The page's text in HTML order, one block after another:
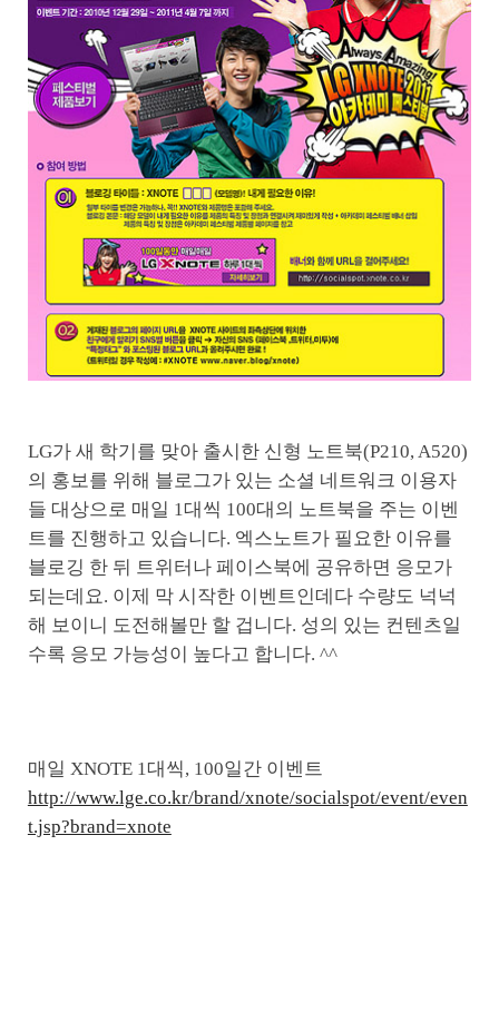
LG가 새 학기를 맞아 출시한 신형 노트북(P210, A520)
의 홍보를 위해 블로그가 있는 소셜 네트워크 이용자
들 대상으로 매일 1대씩 100대의 노트북을 주는 이벤
트를 진행하고 있습니다. 엑스노트가 필요한 이유를
블로깅 한 뒤 트위터나 페이스북에 공유하면 응모가
되는데요. 이제 막 시작한 이벤트인데다 수량도 넉넉
해 보이니 도전해볼만 할 겁니다. 성의 있는 컨텐츠일
수록 응모 가능성이 높다고 합니다. ^^
매일 XNOTE 1대씩, 100일간 이벤트
http://www.lge.co.kr/brand/xnote/socialspot/event/even
t.jsp?brand=xnote